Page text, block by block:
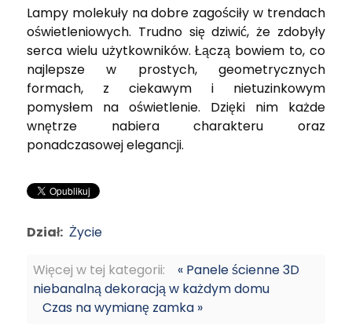
Lampy molekuły na dobre zagościły w trendach
oświetleniowych. Trudno się dziwić, że zdobyły
serca wielu użytkowników. Łączą bowiem to, co
najlepsze w prostych, geometrycznych
formach, z ciekawym i nietuzinkowym
pomysłem na oświetlenie. Dzięki nim każde
wnętrze nabiera charakteru oraz
ponadczasowej elegancji.
Dział: Życie
Więcej w tej kategorii:
« Panele ścienne 3D
niebanalną dekoracją w każdym domu
Czas na wymianę zamka »